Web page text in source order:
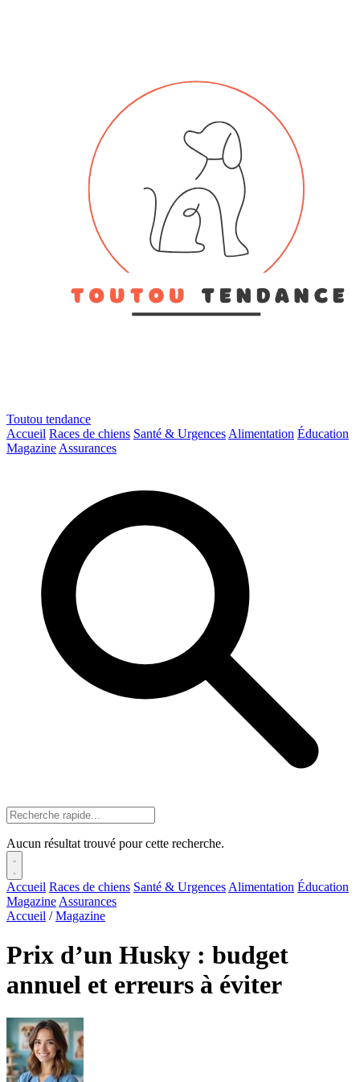
Toutou tendance
Accueil Races de chiens Santé & Urgences Alimentation Éducation
Magazine Assurances
Aucun résultat trouvé pour cette recherche.
Accueil Races de chiens Santé & Urgences Alimentation Éducation
Magazine Assurances
Accueil / Magazine
Prix d’un Husky : budget
annuel et erreurs à éviter